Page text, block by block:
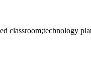
classroom;technology